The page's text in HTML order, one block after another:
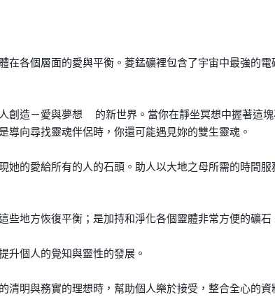
在各個層面的愛與平衡。菱錳礦裡包含了宇宙中最強的電
創造－愛與夢想
的新世界。當你在靜坐冥想中握著這
向尋找靈魂伴侶時，你還可能遇見妳的雙生靈魂。
她的愛給所有的人的石頭。助人以大地之母所需的時間服
地方恢復平衡；是加持和淨化各個靈體非常方便的礦石
升個人的覺知與靈性的發展。
清明與務實的理想時，幫助個人樂於接受，整合全心的資